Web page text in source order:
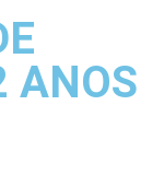
ANOS